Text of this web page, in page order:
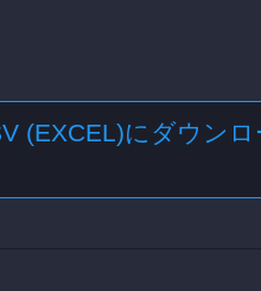
(EXCEL)にダウンロ